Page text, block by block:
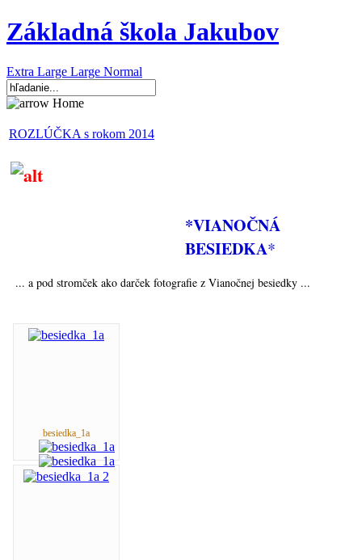
Základná škola Jakubov
Extra Large Large Normal
Home
ROZLÚČKA s rokom 2014
*VIANOČNÁ
BESIEDKA*
... a pod stromček ako darček fotografie z Vianočnej besiedky ...
besiedka_1a